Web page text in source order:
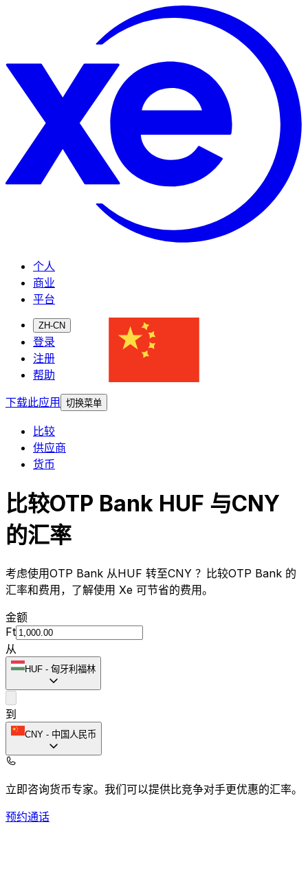
个人
商业
平台
ZH-CN
登录
注册
帮助
下载此应用
切换菜单
比较
供应商
货币
比较OTP Bank HUF 与CNY
的汇率
考虑使用OTP Bank 从HUF 转至CNY ？比较OTP Bank 的
汇率和费用，了解使用 Xe 可节省的费用。
金额
Ft
从
HUF - 匈牙利福林
到
CNY - 中国人民币
立即咨询货币专家。 我们可以提供比竞争对手更优惠的汇率。
预约通话